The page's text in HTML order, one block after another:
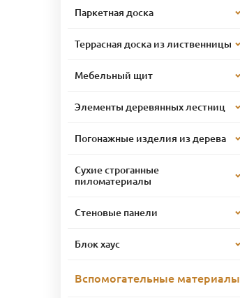
Паркетная доска
Террасная доска из лиственницы
Мебельный щит
Элементы деревянных лестниц
Погонажные изделия из дерева
Сухие строганные
пиломатериалы
Стеновые панели
Блок хаус
Вспомогательные материалы